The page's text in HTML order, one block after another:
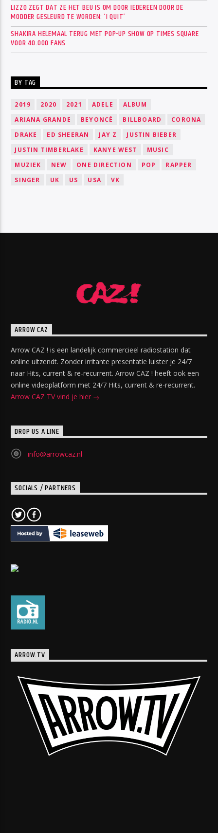
LIZZO ZEGT DAT ZE HET BEU IS OM DOOR IEDEREEN DOOR DE
MODDER GESLEURD TE WORDEN: ‘I QUIT’
SHAKIRA HELEMAAL TERUG MET POP-UP SHOW OP TIMES SQUARE
VOOR 40.000 FANS
BY TAG
2019 2020 2021 ADELE
ALBUM
ARIANA GRANDE
BEYONCÉ BILLBOARD
CORONA
DRAKE
ED SHEERAN JAY Z
JUSTIN BIEBER
JUSTIN TIMBERLAKE
KANYE WEST
MUSIC
MUZIEK
NEW ONE DIRECTION POP
RAPPER
SINGER
UK US USA VK
ARROW CAZ
Arrow CAZ ! is een landelijk commercieel radiostation dat
online uitzendt. Zonder irritante presentatie luister je 24/7
naar Hits, current & re-recurrent. Arrow CAZ ! heeft ook een
online videoplatform met 24/7 Hits, current & re-recurrent.
Arrow CAZ TV vind je hier
DROP US A LINE
info@arrowcaz.nl
SOCIALS / PARTNERS
ARROW.TV